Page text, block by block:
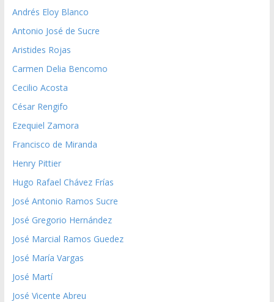
Andrés Eloy Blanco
Antonio José de Sucre
Aristides Rojas
Carmen Delia Bencomo
Cecilio Acosta
César Rengifo
Ezequiel Zamora
Francisco de Miranda
Henry Pittier
Hugo Rafael Chávez Frías
José Antonio Ramos Sucre
José Gregorio Hernández
José Marcial Ramos Guedez
José María Vargas
José Martí
José Vicente Abreu